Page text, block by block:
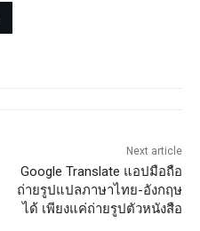
Next article
Google Translate แอปมือถือ
ถ่ายรูปแปลภาษาไทย-อังกฤษ
ได้ เพียงแค่ถ่ายรูปตัวหนังสือ